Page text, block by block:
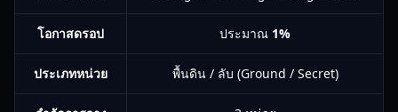
โอกาสดรอป ประมาณ 1%
ประเภทหน่วย พื้นดิน / ลับ (Ground / Secret)